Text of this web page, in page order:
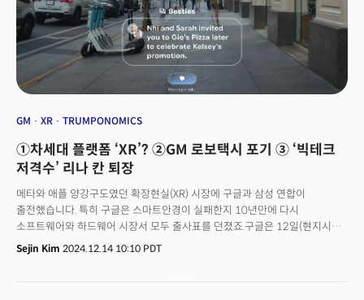
아이폰 가격 인상으로 이어질 것이라는 전망도 나오는데요. 원가가 1.5배가
오를 가능성이 있다고 월스트리트저널(WSJ)은 보도했습니다. 이번 관세
조치가 인공지능(AI) 인프라 구축에 수십억 달러를 투자하려는 빅테크
기업들의 계획에 타격을 줄 수 있다는 우려도 있습니다. 트럼프 대통령은 주요
기술 장비 공급국에 대해 고율의 관세를 부과했는데요. 미국 인구조사국
(Census Bureau) 자료에 따르면, 전자제품(스마트폰, PC, 데이터센터 장비
품목이었습니다. 이 중 데이터 처리 장비는 2024년에만 약 2000억
추산되는데요. 아비섹 싱 에베레스트 그룹 파트너는 “AI 인프라 및 소비자
기술 분야의 주요 기업들이 단기적으로 설비 확대보다는 조달 헤지나 공급처
루리아 애널리스트도 “데이터 센터에 들어가는 장비 가격이 크게 오를
것”이라며 “마이크로소프트는 이미 데이터센터 확장에 대해 보다 균형 잡히고
신중한 접근을 시작했고, 아마존도 마찬가지”라고 분석했습니다. 👉 틱톡
거래 무산 위기... 미중 관세 분쟁이 발목 이번 관세 폭탄 때문에 중국계 동영상
GM XR TRUMPONOMICS
①차세대 플랫폼 ‘XR’? ②GM 로보택시 포기 ③ ‘빅테크
저격수’ 리나 칸 퇴장
메타와 애플 양강구도였던 확장현실(XR) 시장에 구글과 삼성 연합이
출전했습니다. 특히 구글은 스마트안경이 실패한지 10년만에 다시
소프트웨어와 하드웨어 시장서 모두 출사표를 던졌죠.구글은 12일(현지시각)
차세대 컴퓨팅을 위해 설계된 새로운 운영체제(OS) '안드로이드 XR'을
선보인다고 발표했습니다. 안드로이드 XR은 XR 헤드셋과 스마트 글래스를
Sejin Kim 2024.12.14 10:10 PDT